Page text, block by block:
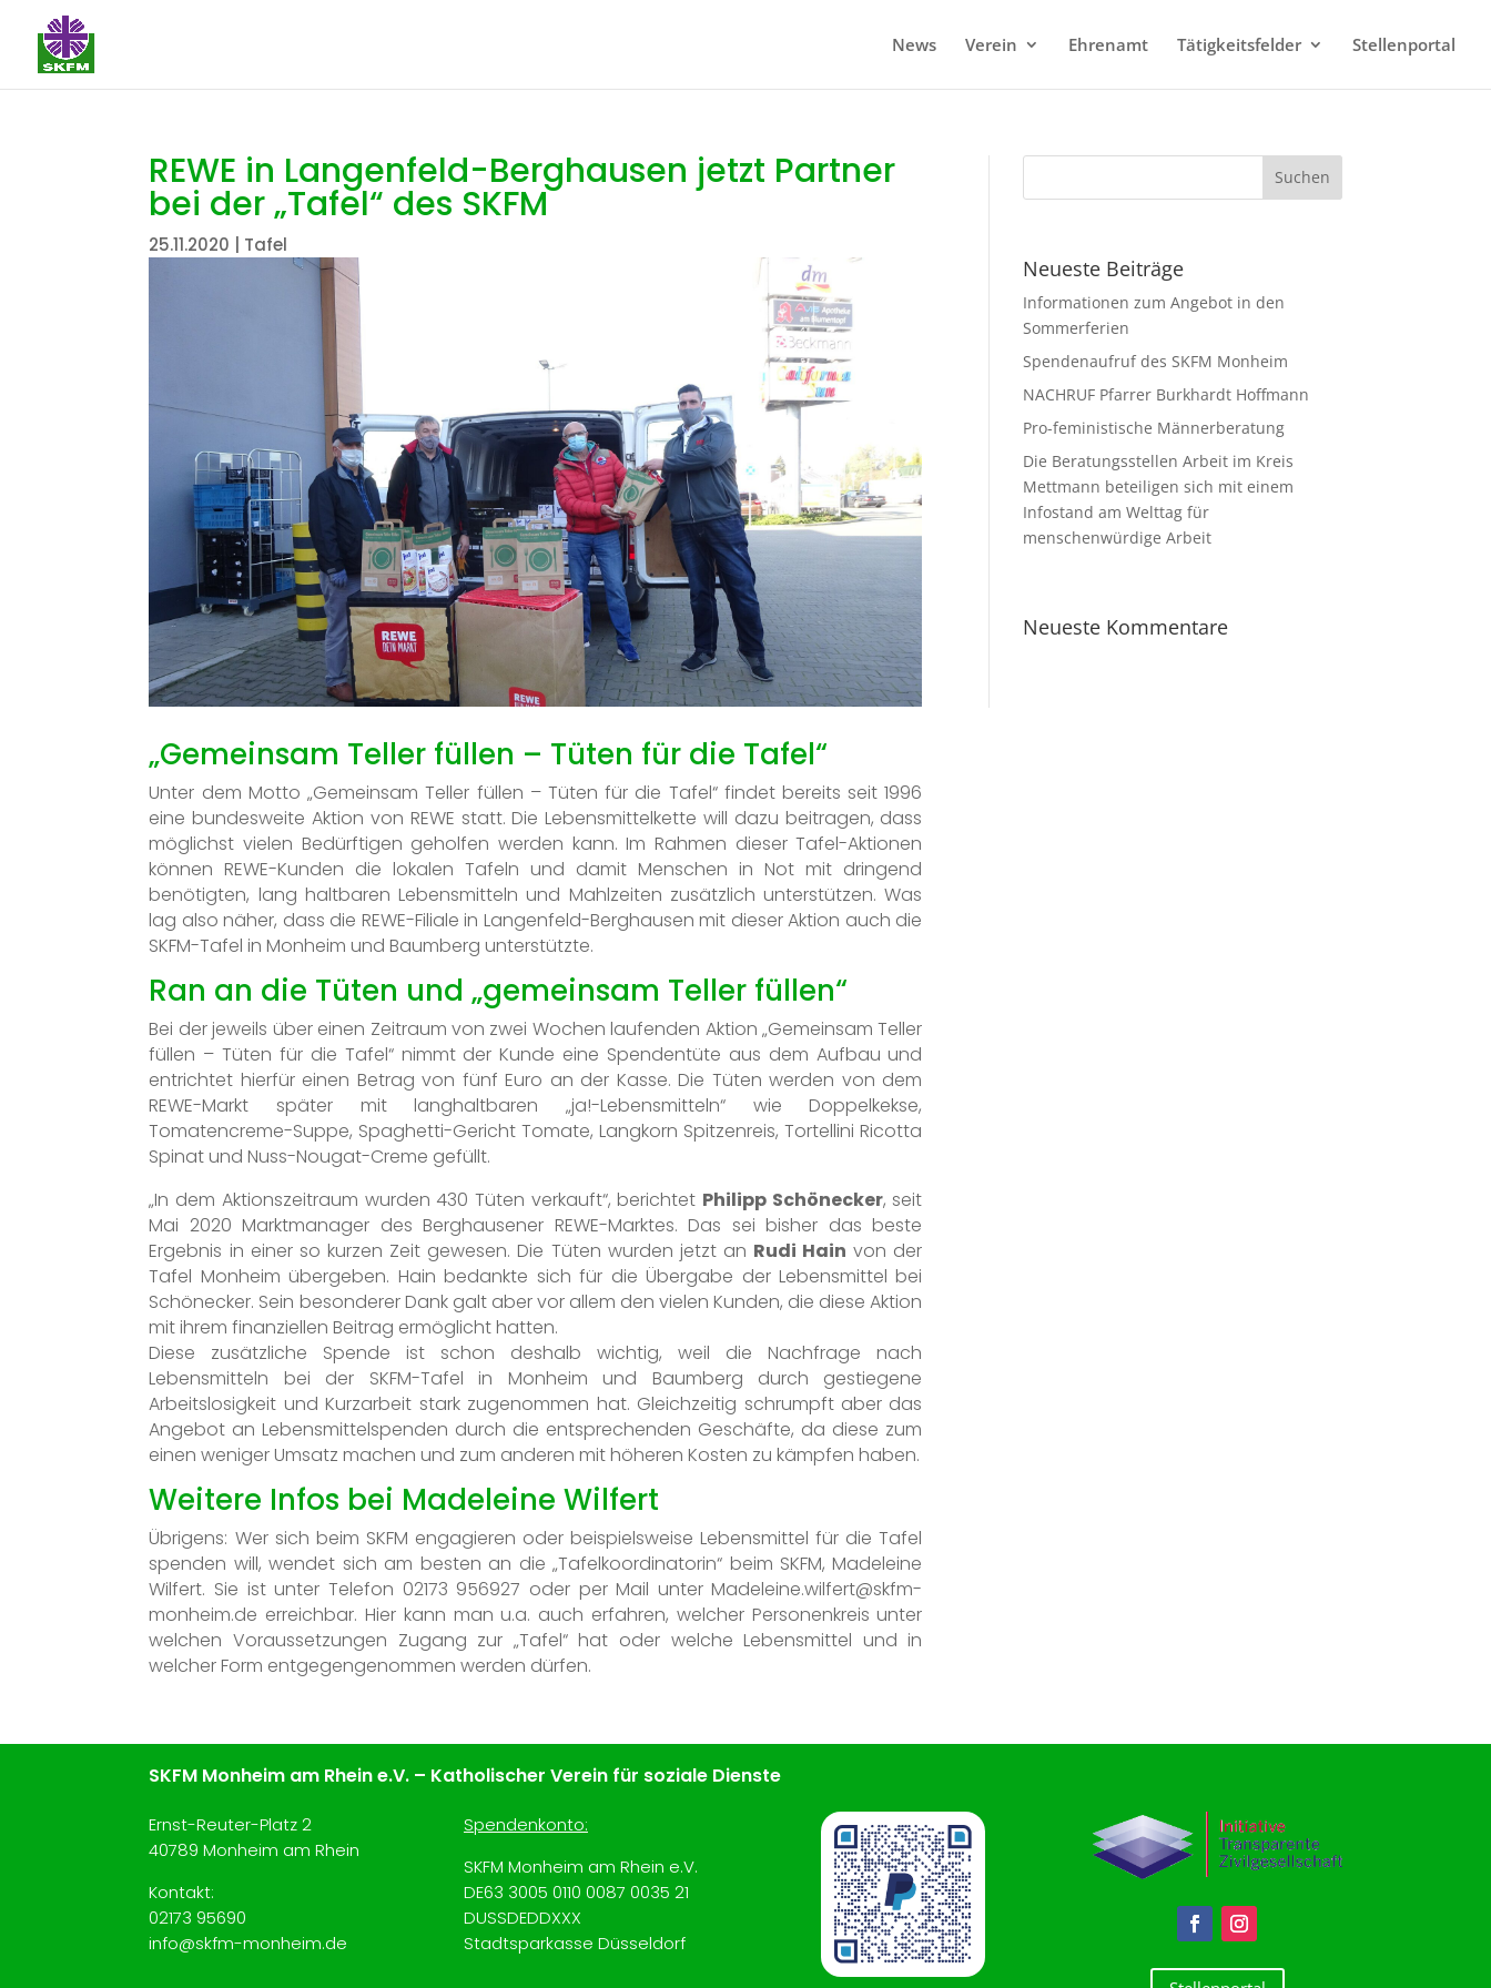
News Verein Ehrenamt Tätigkeitsfelder Stellenportal
REWE in Langenfeld-Berghausen jetzt Partner
bei der „Tafel“ des SKFM
25.11.2020 | Tafel
„Gemeinsam Teller füllen – Tüten für die Tafel“
Unter dem Motto „Gemeinsam Teller füllen – Tüten für die Tafel“ findet bereits seit 1996
eine bundesweite Aktion von REWE statt. Die Lebensmittelkette will dazu beitragen, dass
möglichst vielen Bedürftigen geholfen werden kann. Im Rahmen dieser Tafel-Aktionen
können REWE-Kunden die lokalen Tafeln und damit Menschen in Not mit dringend
benötigten, lang haltbaren Lebensmitteln und Mahlzeiten zusätzlich unterstützen. Was
lag also näher, dass die REWE-Filiale in Langenfeld-Berghausen mit dieser Aktion auch die
SKFM-Tafel in Monheim und Baumberg unterstützte.
Ran an die Tüten und „gemeinsam Teller füllen“
Bei der jeweils über einen Zeitraum von zwei Wochen laufenden Aktion „Gemeinsam Teller
füllen – Tüten für die Tafel“ nimmt der Kunde eine Spendentüte aus dem Aufbau und
entrichtet hierfür einen Betrag von fünf Euro an der Kasse. Die Tüten werden von dem
REWE-Markt später mit langhaltbaren „ja!-Lebensmitteln“ wie Doppelkekse,
Tomatencreme-Suppe, Spaghetti-Gericht Tomate, Langkorn Spitzenreis, Tortellini Ricotta
Spinat und Nuss-Nougat-Creme gefüllt.
„In dem Aktionszeitraum wurden 430 Tüten verkauft“, berichtet Philipp Schönecker, seit
Mai 2020 Marktmanager des Berghausener REWE-Marktes. Das sei bisher das beste
Ergebnis in einer so kurzen Zeit gewesen. Die Tüten wurden jetzt an Rudi Hain von der
Tafel Monheim übergeben. Hain bedankte sich für die Übergabe der Lebensmittel bei
Schönecker. Sein besonderer Dank galt aber vor allem den vielen Kunden, die diese Aktion
mit ihrem finanziellen Beitrag ermöglicht hatten.
Diese zusätzliche Spende ist schon deshalb wichtig, weil die Nachfrage nach
Lebensmitteln bei der SKFM-Tafel in Monheim und Baumberg durch gestiegene
Arbeitslosigkeit und Kurzarbeit stark zugenommen hat. Gleichzeitig schrumpft aber das
Angebot an Lebensmittelspenden durch die entsprechenden Geschäfte, da diese zum
einen weniger Umsatz machen und zum anderen mit höheren Kosten zu kämpfen haben.
Weitere Infos bei Madeleine Wilfert
Übrigens: Wer sich beim SKFM engagieren oder beispielsweise Lebensmittel für die Tafel
spenden will, wendet sich am besten an die „Tafelkoordinatorin“ beim SKFM, Madeleine
Wilfert. Sie ist unter Telefon 02173 956927 oder per Mail unter Madeleine.wilfert@skfm-
monheim.de erreichbar. Hier kann man u.a. auch erfahren, welcher Personenkreis unter
welchen Voraussetzungen Zugang zur „Tafel“ hat oder welche Lebensmittel und in
welcher Form entgegengenommen werden dürfen.
Neueste Beiträge
Informationen zum Angebot in den
Sommerferien
Spendenaufruf des SKFM Monheim
NACHRUF Pfarrer Burkhardt Hoffmann
Pro-feministische Männerberatung
Die Beratungsstellen Arbeit im Kreis
Mettmann beteiligen sich mit einem
Infostand am Welttag für
menschenwürdige Arbeit
Neueste Kommentare
SKFM Monheim am Rhein e.V. – Katholischer Verein für soziale Dienste
Ernst-Reuter-Platz 2
40789 Monheim am Rhein
Kontakt:
02173 95690
info@skfm-monheim.de
Spendenkonto:
SKFM Monheim am Rhein e.V.
DE63 3005 0110 0087 0035 21
DUSSDEDDXXX
Stadtsparkasse Düsseldorf